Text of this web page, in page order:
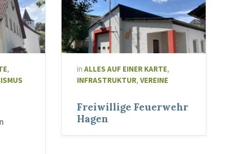
,
inALLES AUF EINER KARTE,
INFRASTRUKTUR,VEREINE
Freiwillige Feuerwehr
Hagen